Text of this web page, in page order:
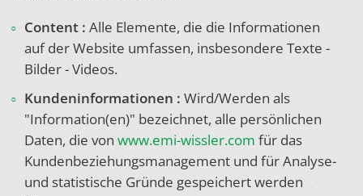
Content : Alle Elemente, die die Informationen
auf der Website umfassen, insbesondere Texte -
Bilder - Videos.
Kundeninformationen : Wird/Werden als
"Information(en)" bezeichnet, alle persönlichen
Daten, die von www.emi-wissler.com für das
Kundenbeziehungsmanagement und für Analyse-
und statistische Gründe gespeichert werden